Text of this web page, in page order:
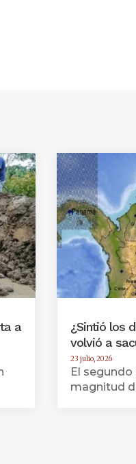
a
¿Sintió los
volvió a
23 julio, 2026
El
magnitud